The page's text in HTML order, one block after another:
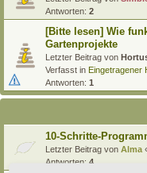
Antworten: 2
[Bitte lesen] Wie
Gartenprojekte
Letzter Beitrag von
Verfasst in Eingetragener
Antworten: 1
10-Schritte-
Letzter Beitrag von Alma
Antworten: 4